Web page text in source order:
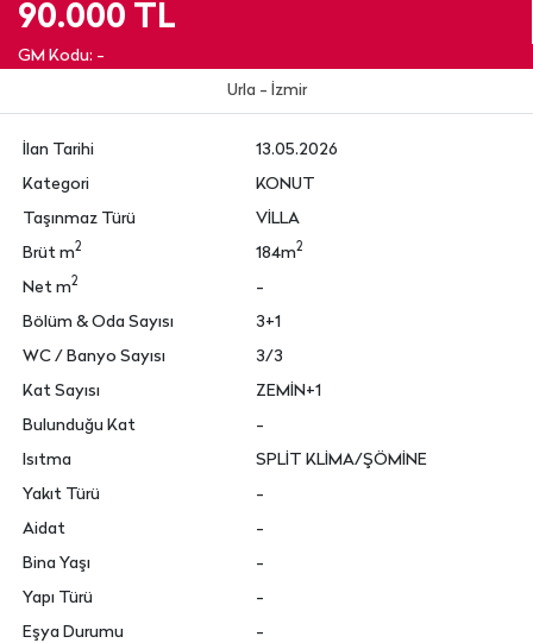
90.000 TL
GM Kodu: -
Urla - İzmir
İlan Tarihi
13.05.2026
Kategori
KONUT
Taşınmaz Türü
VİLLA
Brüt m2 184m2
Net m2
-
Bölüm & Oda Sayısı
3+1
WC / Banyo Sayısı
3/3
Kat Sayısı
ZEMİN+1
Bulunduğu Kat
-
Isıtma
SPLİT KLİMA/ŞÖMİNE
Yakıt Türü
-
Aidat
-
Bina Yaşı
-
Yapı Türü
-
Eşya Durumu
-